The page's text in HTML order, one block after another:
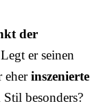
der
er seinen
eherinszenierte
besonders?